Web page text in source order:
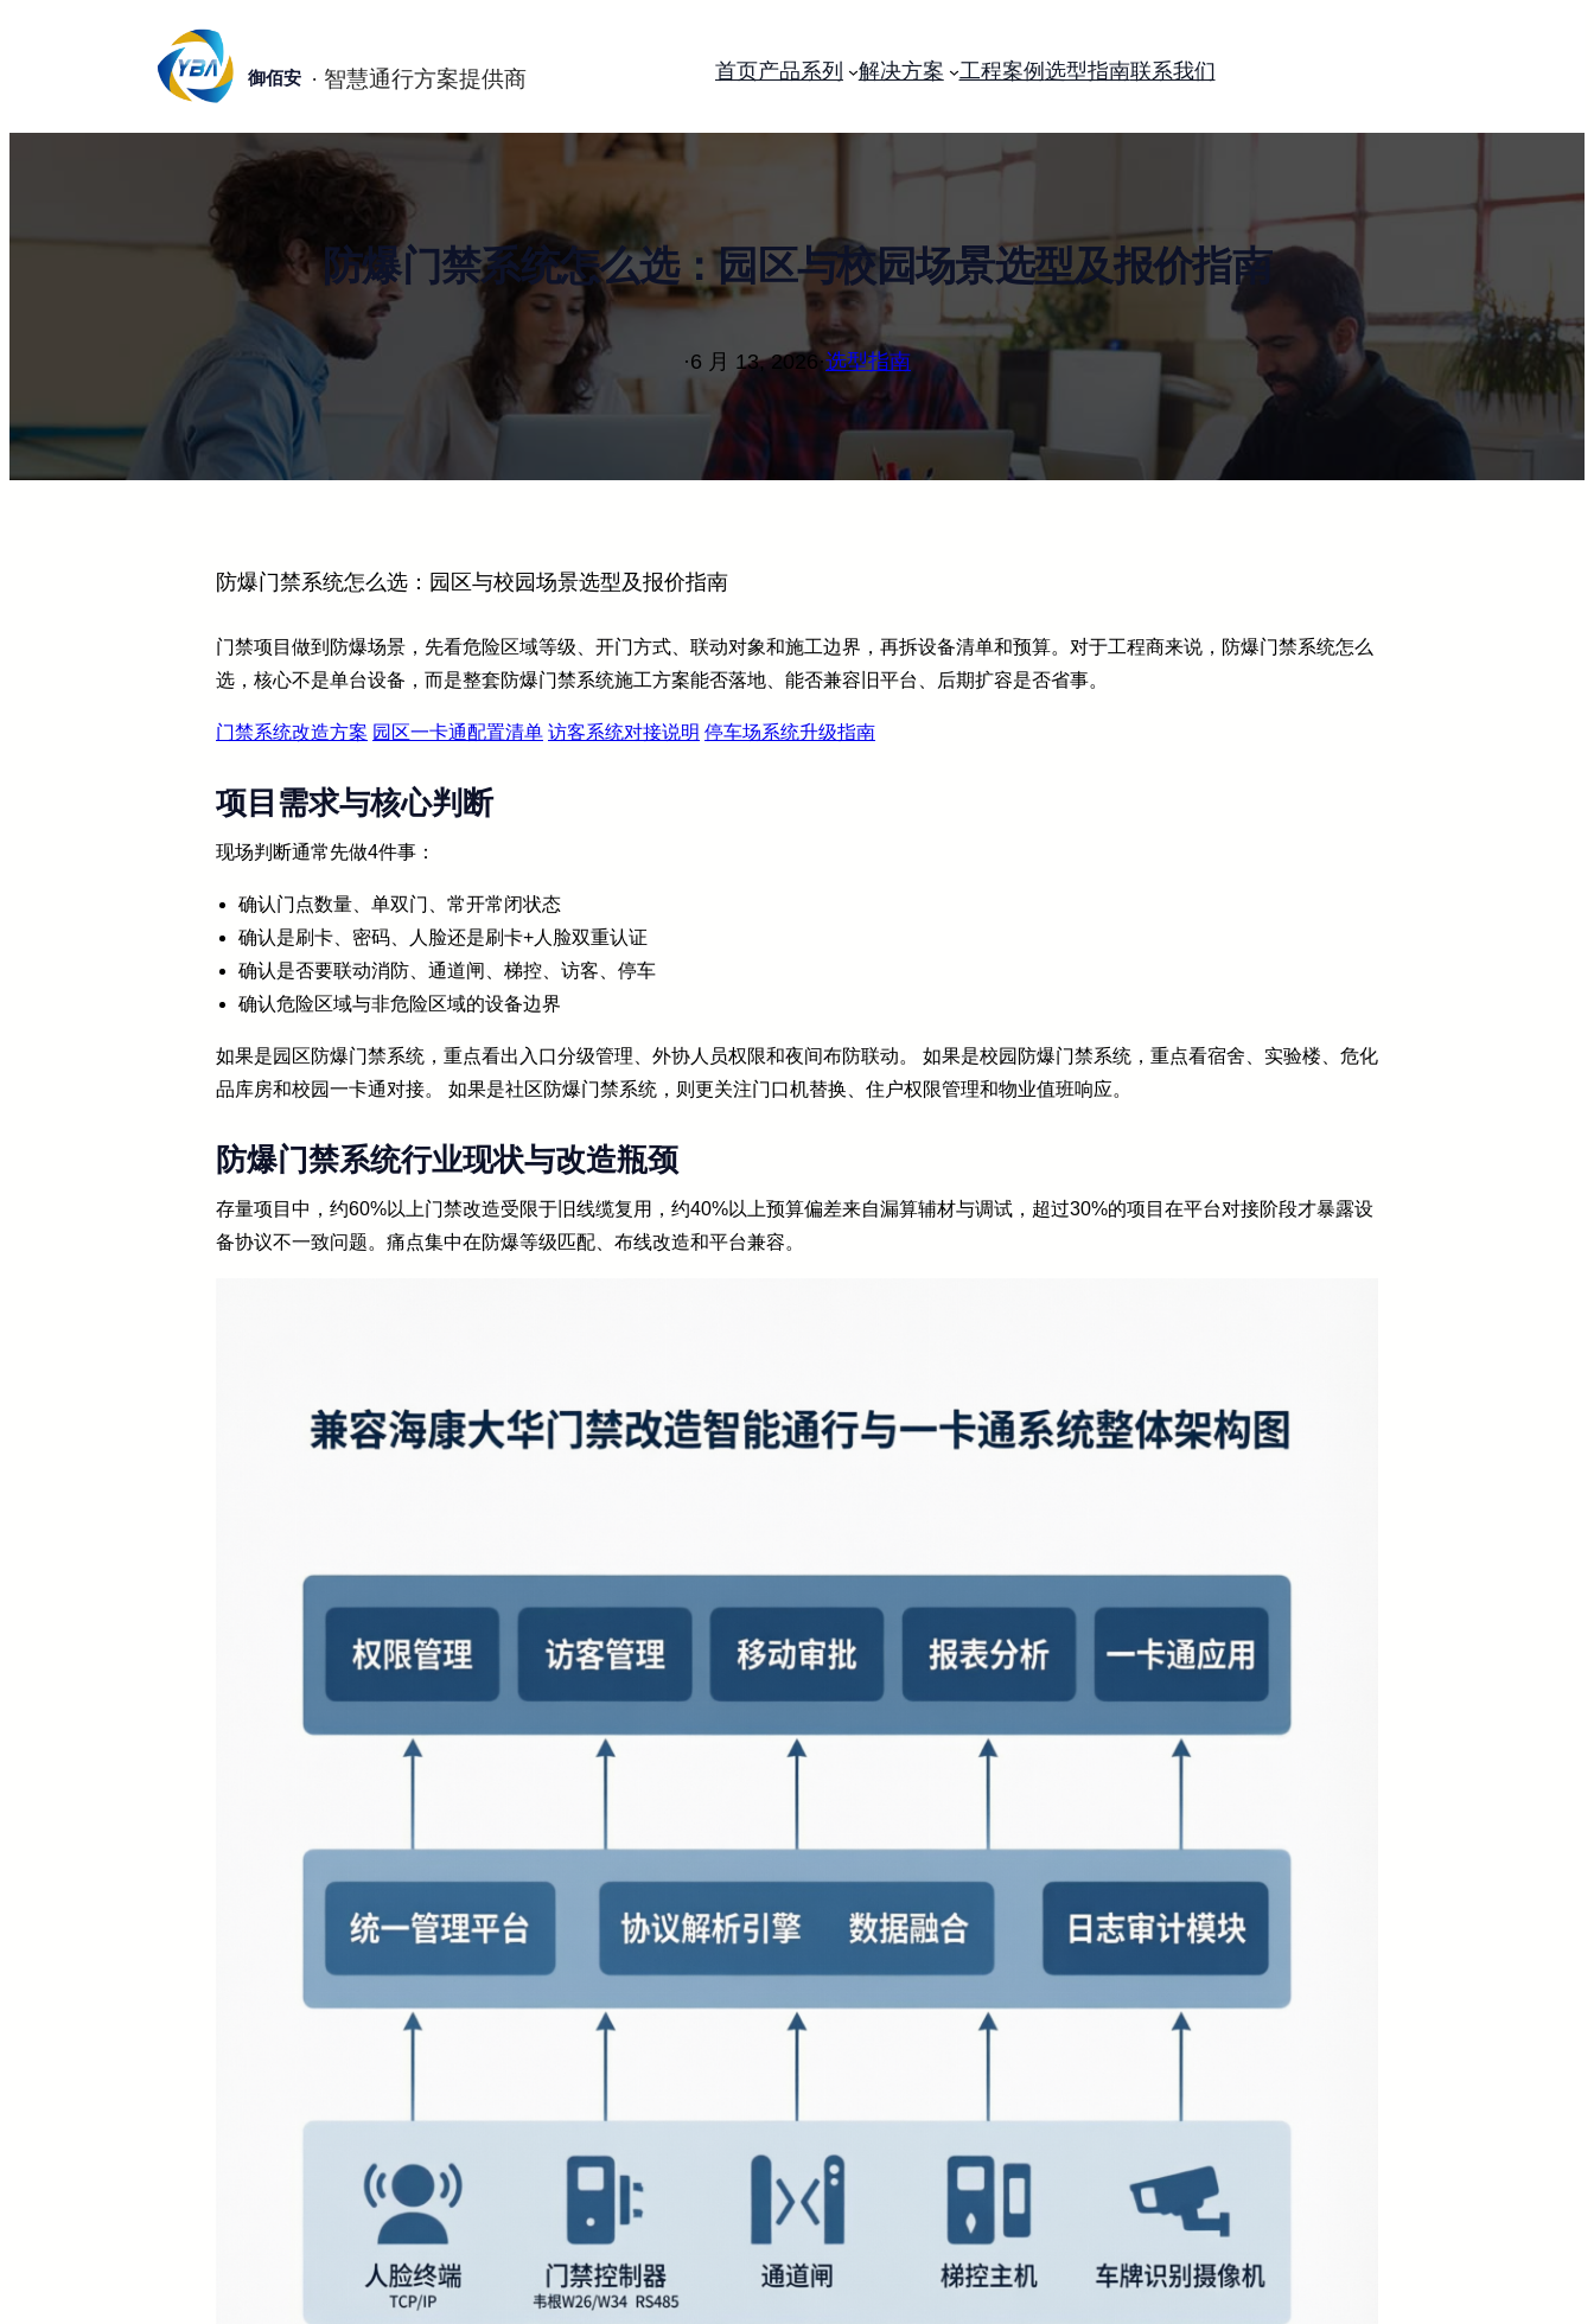
御佰安 首页产品系列 解决方案 工程案例 选型指南联系我们
防爆门禁系统怎么选：园区与校园场景选型及报价指南
·6 月 13, 2026·选型指南
防爆门禁系统怎么选：园区与校园场景选型及报价指南
门禁项目做到防爆场景，先看危险区域等级、开门方式、联动对象和施工边界，再拆设备清单和预算。对于工程商来说，防爆门禁系统怎么
选，核心不是单台设备，而是整套防爆门禁系统施工方案能否落地、能否兼容旧平台、后期扩容是否省事。
门禁系统改造方案 园区一卡通配置清单 访客系统对接说明 停车场系统升级指南
项目需求与核心判断
现场判断通常先做4件事：
确认门点数量、单双门、常开常闭状态
确认是刷卡、密码、人脸还是刷卡+人脸双重认证
确认是否要联动消防、通道闸、梯控、访客、停车
确认危险区域与非危险区域的设备边界
如果是园区防爆门禁系统，重点看出入口分级管理、外协人员权限和夜间布防联动。 如果是校园防爆门禁系统，重点看宿舍、实验楼、危化
品库房和校园一卡通对接。 如果是社区防爆门禁系统，则更关注门口机替换、住户权限管理和物业值班响应。
防爆门禁系统行业现状与改造瓶颈
存量项目中，约60%以上门禁改造受限于旧线缆复用，约40%以上预算偏差来自漏算辅材与调试，超过30%的项目在平台对接阶段才暴露设
备协议不一致问题。痛点集中在防爆等级匹配、布线改造和平台兼容。